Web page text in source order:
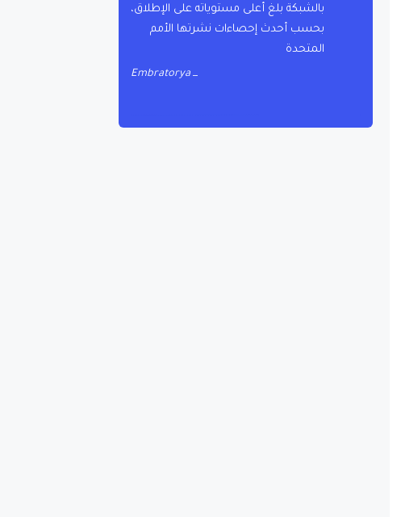
بالشبكة بلغ أعلى مستوياته على الإطلاق،
بحسب أحدث إحصاءات نشرتها الأمم
المتحدة
Embratorya